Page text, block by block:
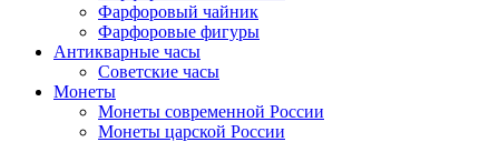
Фарфоровый чайник
Фарфоровые фигуры
Антикварные часы
Советские часы
Монеты
Монеты современной России
Монеты царской России